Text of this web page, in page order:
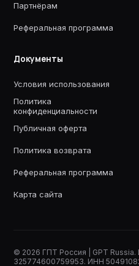
Партнёрам
Реферальная программа
Документы
Условия использования
Политика
конфиденциальности
Публичная оферта
Политика возврата
Реферальная программа
Карта сайта
© 2026 ГПТ Россия | GPT
325774600759953. ИНН